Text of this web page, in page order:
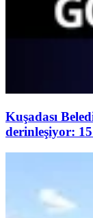
Kuşadası
derinleşiyor: 15